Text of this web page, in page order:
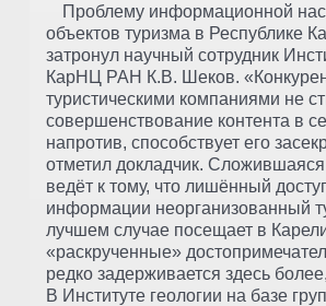
Проблему информационной
объектов туризма в Республике
затронул научный сотрудник
КарНЦ РАН К.В. Шеков.
туристическими компаниями не
совершенствование контента в
напротив, способствует его
отметил докладчик. Сложившаяся
ведёт к тому, что лишённый
информации неорганизованный
лучшем случае посещает в
«раскрученные»
редко задерживается здесь
В Институте геологии на базе